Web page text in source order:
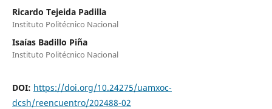
Ricardo Tejeida Padilla
Instituto Politécnico Nacional
Isaías Badillo Piña
Instituto Politécnico Nacional
DOI: https://doi.org/10.24275/uamxoc-
dcsh/reencuentro/202488-02